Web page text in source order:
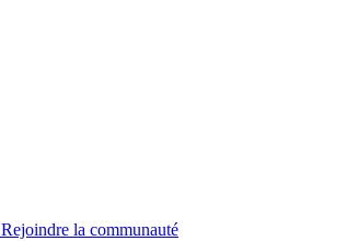
Rejoindre la communauté